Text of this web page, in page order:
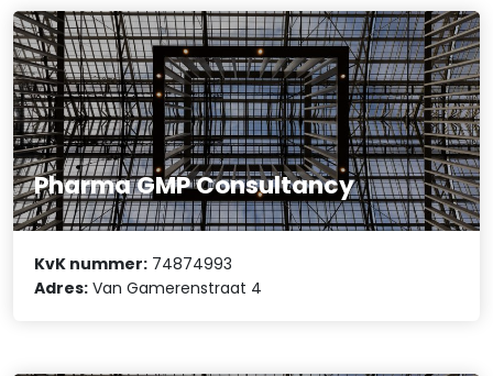
Pharma GMP Consultancy
KvK nummer: 74874993
Adres: Van Gamerenstraat 4